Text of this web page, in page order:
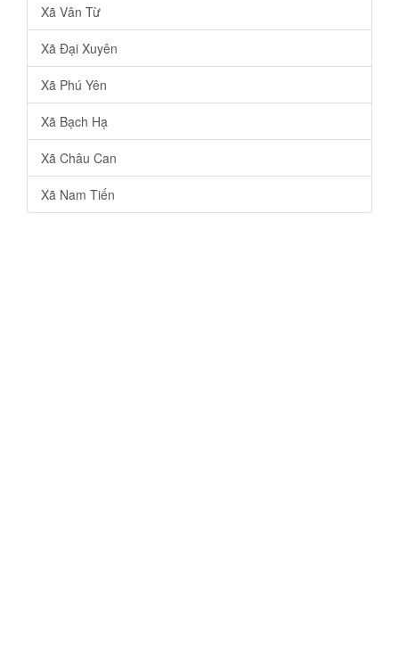
Xã Vân Từ
Xã Đại Xuyên
Xã Phú Yên
Xã Bạch Hạ
Xã Châu Can
Xã Nam Tiến